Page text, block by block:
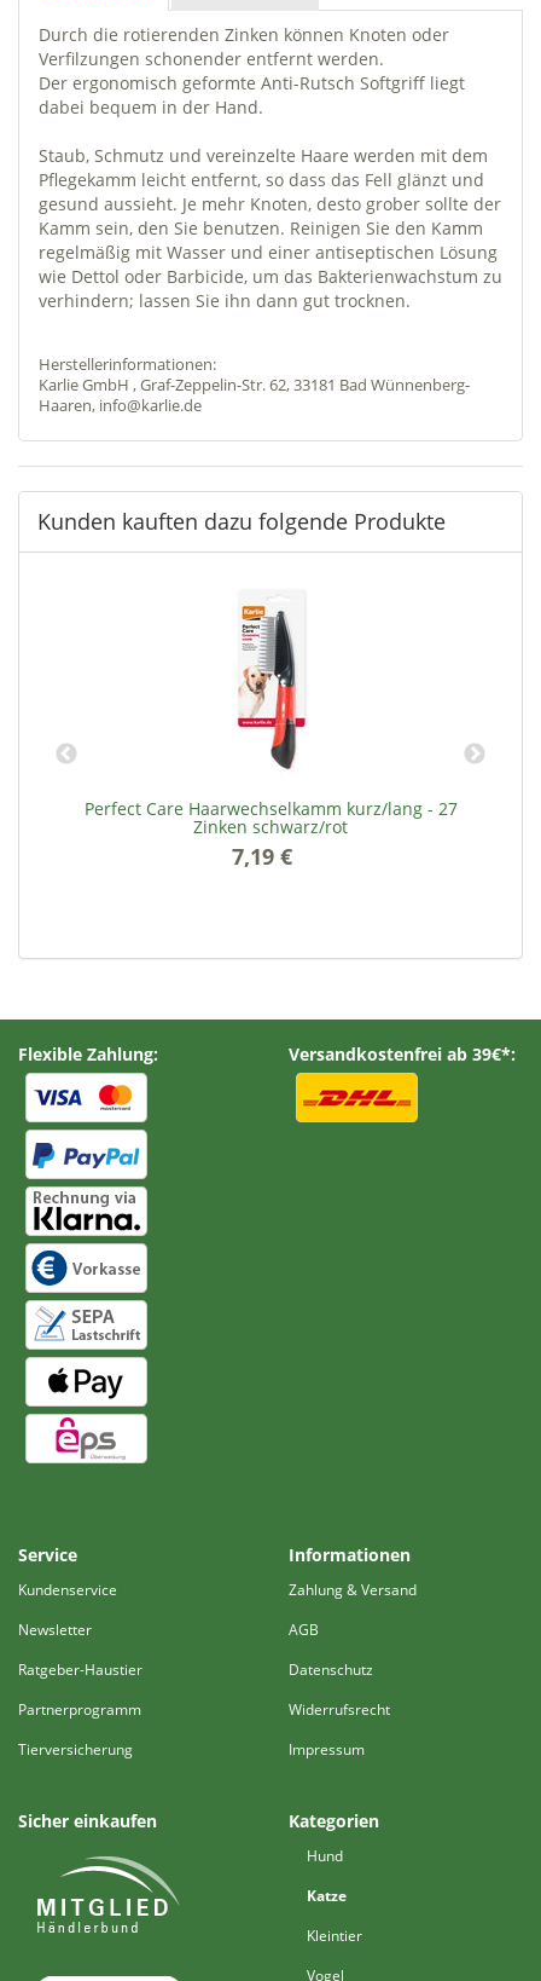
Durch die rotierenden Zinken können Knoten oder
Verfilzungen schonender entfernt werden.
Der ergonomisch geformte Anti-Rutsch Softgriff liegt
dabei bequem in der Hand.
Staub, Schmutz und vereinzelte Haare werden mit dem
Pflegekamm leicht entfernt, so dass das Fell glänzt und
gesund aussieht. Je mehr Knoten, desto grober sollte der
Kamm sein, den Sie benutzen. Reinigen Sie den Kamm
regelmäßig mit Wasser und einer antiseptischen Lösung
wie Dettol oder Barbicide, um das Bakterienwachstum zu
verhindern; lassen Sie ihn dann gut trocknen.
Herstellerinformationen:
Karlie GmbH , Graf-Zeppelin-Str. 62, 33181 Bad Wünnenberg-
Haaren, info@karlie.de
Kunden kauften dazu folgende Produkte
Perfect Care Haarwechselkamm kurz/lang - 27
Zinken schwarz/rot
7,19 €
Flexible Zahlung: Versandkostenfrei ab 39€*:
Service
Kundenservice
Newsletter
Ratgeber-Haustier
Partnerprogramm
Tierversicherung
Informationen
Zahlung & Versand
AGB
Datenschutz
Widerrufsrecht
Impressum
Sicher einkaufen Kategorien
Hund
Katze
Kleintier
Vogel